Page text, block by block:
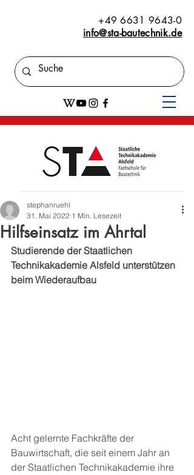
+49 6631 9643-0
info@sta-bautechnik.de
Hilfseinsatz im Ahrtal
stephanruehl
31. Mai 2022 1 Min. Lesezeit
Studierende der Staatlichen
Technikakademie Alsfeld unterstützen
beim Wiederaufbau
Acht gelernte Fachkräfte der
Bauwirtschaft, die seit einem Jahr an
der Staatlichen Technikakademie ihre